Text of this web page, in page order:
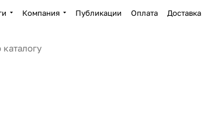
Компания Публикации Оплата Доставка